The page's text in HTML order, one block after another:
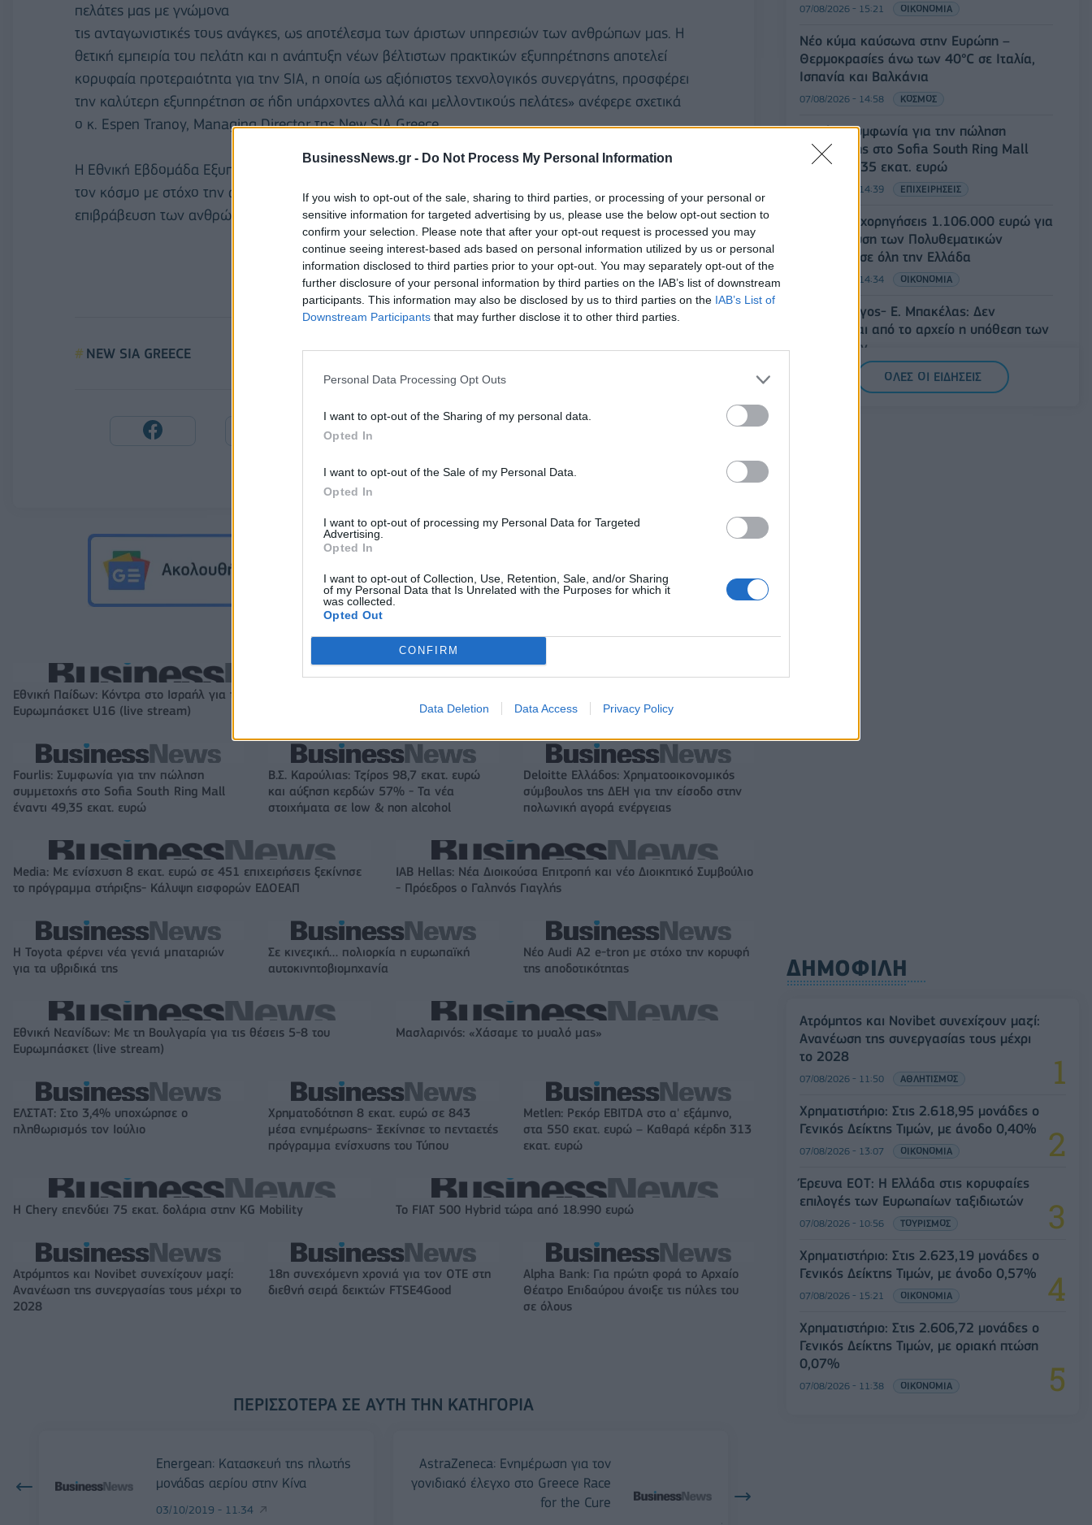
BusinessNews.gr - Do Not Process My Personal Information
If you wish to opt-out of the sale, sharing to third parties, or processing of your personal or
sensitive information for targeted advertising by us, please use the below opt-out section to
confirm your selection. Please note that after your opt-out request is processed you may
continue seeing interest-based ads based on personal information utilized by us or personal
information disclosed to third parties prior to your opt-out. You may separately opt-out of the
further disclosure of your personal information by third parties on the IAB’s list of downstream
participants. This information may also be disclosed by us to third parties on the IAB’s List of
Downstream Participants that may further disclose it to other third parties.
Personal Data Processing Opt Outs
I want to opt-out of the Sharing of my personal data.
Opted In
I want to opt-out of the Sale of my Personal Data.
Opted In
I want to opt-out of processing my Personal Data for Targeted
Advertising.
Opted In
I want to opt-out of Collection, Use, Retention, Sale, and/or Sharing
of my Personal Data that Is Unrelated with the Purposes for which it
was collected.
Opted Out
CONFIRM
Data Deletion Data Access Privacy Policy
πελάτες μας με γνώμονα
τις ανταγωνιστικές τους ανάγκες, ως αποτέλεσμα των άριστων υπηρεσιών των ανθρώπων μας. Η
θετική εμπειρία του πελάτη και η ανάπτυξη νέων βέλτιστων πρακτικών εξυπηρέτησης αποτελεί
κορυφαία προτεραιότητα για την SIA, η οποία ως αξιόπιστος τεχνολογικός συνεργάτης, προσφέρει
την καλύτερη εξυπηρέτηση σε ήδη υπάρχοντες αλλά και μελλοντικούς πελάτες» ανέφερε σχετικά
ο κ. Espen Tranoy, Managing Director της New SIA Greece.
Η Εθνική Εβδομάδα Εξυπηρέτησης Πελατών, εορτάζεται σε περισσότερες από 60 χώρες σε όλο
τον κόσμο με στόχο την ανάδειξη του ζωτικού ρόλου της εξυπηρέτησης πελατών, αλλά και την
επιβράβευση των ανθρώπων που εργάζονται καθημερινά για την υποστήριξη του πελάτη.
ΝEW SIA GREECE
Εθνική Παίδων: Κόντρα στο Ισραήλ για την πρώτη νίκη στο
Ευρωμπάσκετ U16 (live stream)
Ευρωμπάσκετ (live stream)
Fourlis: Συμφωνία για την πώληση
συμμετοχής στο Sofia South Ring Mall
έναντι 49,35 εκατ. ευρώ
Β.Σ. Καρούλιας: Τζίρος 98,7 εκατ. ευρώ
και αύξηση κερδών 57% - Τα νέα
στοιχήματα σε low & non alcohol
Deloitte Ελλάδος: Χρηματοοικονομικός
σύμβουλος της ΔΕΗ για την είσοδο στην
πολωνική αγορά ενέργειας
Media: Με ενίσχυση 8 εκατ. ευρώ σε 451 επιχειρήσεις ξεκίνησε
το πρόγραμμα στήριξης- Κάλυψη εισφορών ΕΔΟΕΑΠ
IAB Hellas: Νέα Διοικούσα Επιτροπή και νέο Διοικητικό Συμβούλιο
- Πρόεδρος ο Γαληνός Γιαγλής
Η Toyota φέρνει νέα γενιά μπαταριών
για τα υβριδικά της
Σε κινεζική… πολιορκία η ευρωπαϊκή
αυτοκινητοβιομηχανία
Νέο Audi A2 e-tron με στόχο την κορυφή
της αποδοτικότητας
Εθνική Νεανίδων: Με τη Βουλγαρία για τις θέσεις 5-8 του
Ευρωμπάσκετ (live stream)
Μασλαρινός: «Χάσαμε το μυαλό μας»
ΕΛΣΤΑΤ: Στο 3,4% υποχώρησε ο
πληθωρισμός τον Ιούλιο
Χρηματοδότηση 8 εκατ. ευρώ σε 843
μέσα ενημέρωσης- Ξεκίνησε το πενταετές
πρόγραμμα ενίσχυσης του Τύπου
Metlen: Ρεκόρ EBITDA στο α' εξάμηνο,
στα 550 εκατ. ευρώ – Καθαρά κέρδη 313
εκατ. ευρώ
Η Chery επενδύει 75 εκατ. δολάρια στην KG Mobility Το FIAT 500 Hybrid τώρα από 18.990 ευρώ
Ατρόμητος και Novibet συνεχίζουν μαζί:
Ανανέωση της συνεργασίας τους μέχρι το
2028
18η συνεχόμενη χρονιά για τον ΟΤΕ στη
διεθνή σειρά δεικτών FTSE4Good
Alpha Bank: Για πρώτη φορά το Αρχαίο
Θέατρο Επιδαύρου άνοιξε τις πύλες του
σε όλους
ΠΕΡΙΣΣΌΤΕΡΑ ΣΕ ΑΥΤΉ ΤΗΝ ΚΑΤΗΓΟΡΊΑ
Energean: Κατασκευή της πλωτής
μονάδας αερίου στην Κίνα
03/10/2019 - 11:34
AstraZeneca: Ενημέρωση για τον
γονιδιακό έλεγχο στο Greece Race
for the Cure
07/08/2026 - 15:21 ΟΙΚΟΝΟΜΙΑ
Νέο κύμα καύσωνα στην Ευρώπη –
Θερμοκρασίες άνω των 40°C σε Ιταλία,
Ισπανία και Βαλκάνια
07/08/2026 - 14:58 ΚΟΣΜΟΣ
Fourlis: Συμφωνία για την πώληση
συμμετοχής στο Sofia South Ring Mall
έναντι 49,35 εκατ. ευρώ
07/08/2026 - 14:39 ΕΠΙΧΕΙΡΗΣΕΙΣ
ΥΠΠΟ: Επιχορηγήσεις 1.106.000 ευρώ για
την ενίσχυση των Πολυθεματικών
Φεστιβάλ σε όλη την Ελλάδα
07/08/2026 - 14:34 ΟΙΚΟΝΟΜΙΑ
Άρειος Πάγος- Ε. Μπακέλας: Δεν
ανασύρεται από το αρχείο η υπόθεση των
υποκλοπών
07/08/2026 - 14:11 ΕΛΛΑΔΑ
ΟΛΕΣ ΟΙ ΕΙΔΗΣΕΙΣ
ΔΗΜΟΦΙΛΗ
Ατρόμητος και Novibet συνεχίζουν μαζί:
Ανανέωση της συνεργασίας τους μέχρι
το 2028
07/08/2026 - 11:50 ΑΘΛΗΤΙΣΜΟΣ
Χρηματιστήριο: Στις 2.618,95 μονάδες ο
Γενικός Δείκτης Τιμών, με άνοδο 0,40%
07/08/2026 - 13:07 ΟΙΚΟΝΟΜΙΑ
Έρευνα ΕΟΤ: Η Ελλάδα στις κορυφαίες
επιλογές των Ευρωπαίων ταξιδιωτών
07/08/2026 - 10:56 ΤΟΥΡΙΣΜΟΣ
Χρηματιστήριο: Στις 2.623,19 μονάδες ο
Γενικός Δείκτης Τιμών, με άνοδο 0,57%
07/08/2026 - 15:21 ΟΙΚΟΝΟΜΙΑ
Χρηματιστήριο: Στις 2.606,72 μονάδες ο
Γενικός Δείκτης Τιμών, με οριακή πτώση
0,07%
07/08/2026 - 11:38 ΟΙΚΟΝΟΜΙΑ